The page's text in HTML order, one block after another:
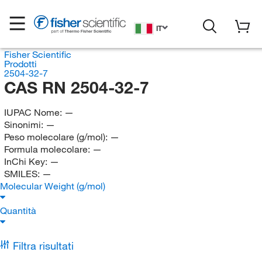
IT
Fisher Scientific
Prodotti
2504-32-7
CAS RN 2504-32-7
IUPAC Nome: —
Sinonimi: —
Peso molecolare (g/mol): —
Formula molecolare: —
InChi Key: —
SMILES: —
Molecular Weight (g/mol)
Quantità
Filtra risultati